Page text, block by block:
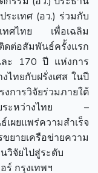
ระเทศ (อว.) ร่วมกับ
เทศไทย เพื่อเฉลิม
ต่อสัมพันธ์ครั้งแรก
ละ 170 ปี แห่งการ
ไทยกับฝรั่งเศส ในปี
การวิจัยร่วมภายใต้
จัยระหว่างไทย –
ผยแพร่ความสำเร็จ
ยายเครือข่ายความ
วิจัยไปสู่ระดับ
กรุงเทพฯ